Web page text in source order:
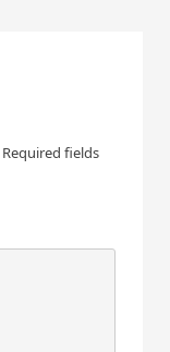
Required fields